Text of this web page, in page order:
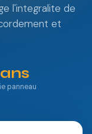
l'integralite de
et
panneau